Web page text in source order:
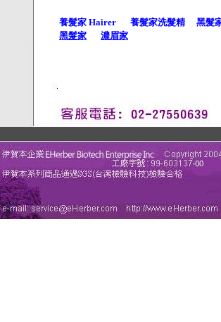
養髮家 Hairer 養髮家洗髮精
黑髮
黑髮家
濃眉家